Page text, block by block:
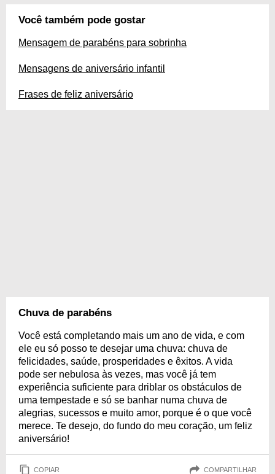
Você também pode gostar
Mensagem de parabéns para sobrinha
Mensagens de aniversário infantil
Frases de feliz aniversário
Chuva de parabéns
Você está completando mais um ano de vida, e com
ele eu só posso te desejar uma chuva: chuva de
felicidades, saúde, prosperidades e êxitos. A vida
pode ser nebulosa às vezes, mas você já tem
experiência suficiente para driblar os obstáculos de
uma tempestade e só se banhar numa chuva de
alegrias, sucessos e muito amor, porque é o que você
merece. Te desejo, do fundo do meu coração, um feliz
aniversário!
COPIAR COMPARTILHAR